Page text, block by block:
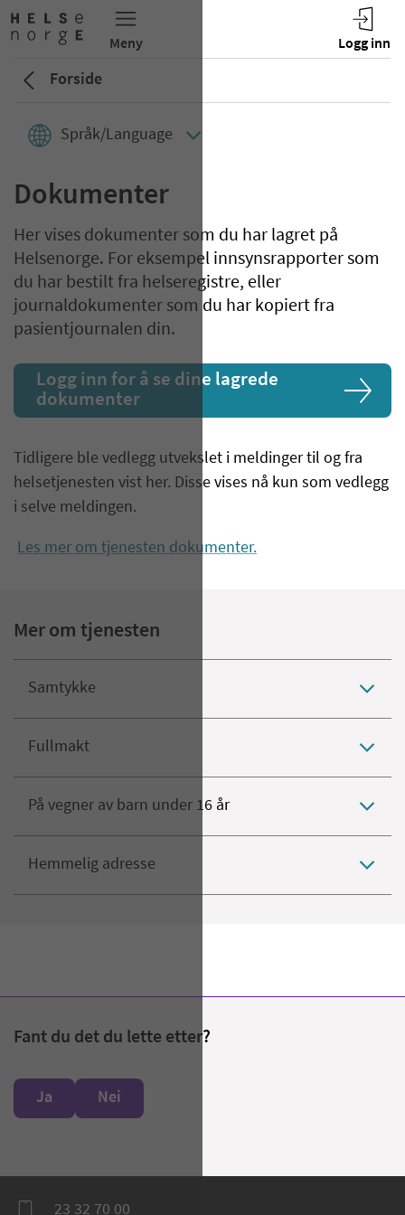
Forside
Språk/Language
Dokumenter
Her vises dokumenter som du har lagret på
Helsenorge. For eksempel innsynsrapporter som
du har bestilt fra helseregistre, eller
journaldokumenter som du har kopiert fra
pasientjournalen din.
Logg inn for å se dine lagrede
dokumenter
Tidligere ble vedlegg utvekslet i meldinger til og fra
helsetjenesten vist her. Disse vises nå kun som vedlegg
i selve meldingen.
Les mer om tjenesten dokumenter.
Mer om tjenesten
Samtykke
Fullmakt
På vegner av barn under 16 år
Hemmelig adresse
Fant du det du lette etter?
Ja Nei